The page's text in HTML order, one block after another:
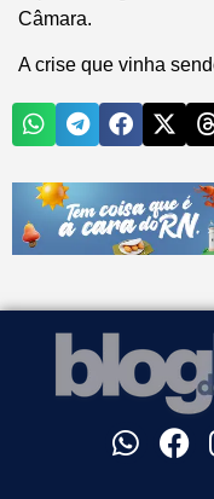
Câmara.
A crise que vinha